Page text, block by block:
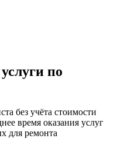
по
без учёта стоимости
время оказания услуг
для ремонта